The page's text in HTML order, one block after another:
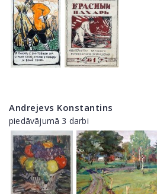
Andrejevs Konstantins
piedāvājumā 3 darbi